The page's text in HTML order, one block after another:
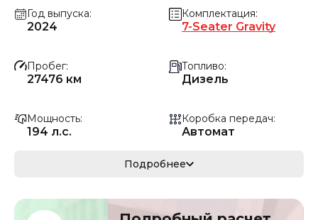
Год выпуска
2024
Комплектация
7-Seater Gravity
Пробег
27476 км
Топливо
Дизель
Мощность
194 л.с.
Коробка передач
Автомат
Автодом
Объём двигателя
Подробнее